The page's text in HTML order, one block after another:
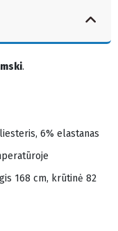
.
6% elastanas
168 cm, krūtinė 82